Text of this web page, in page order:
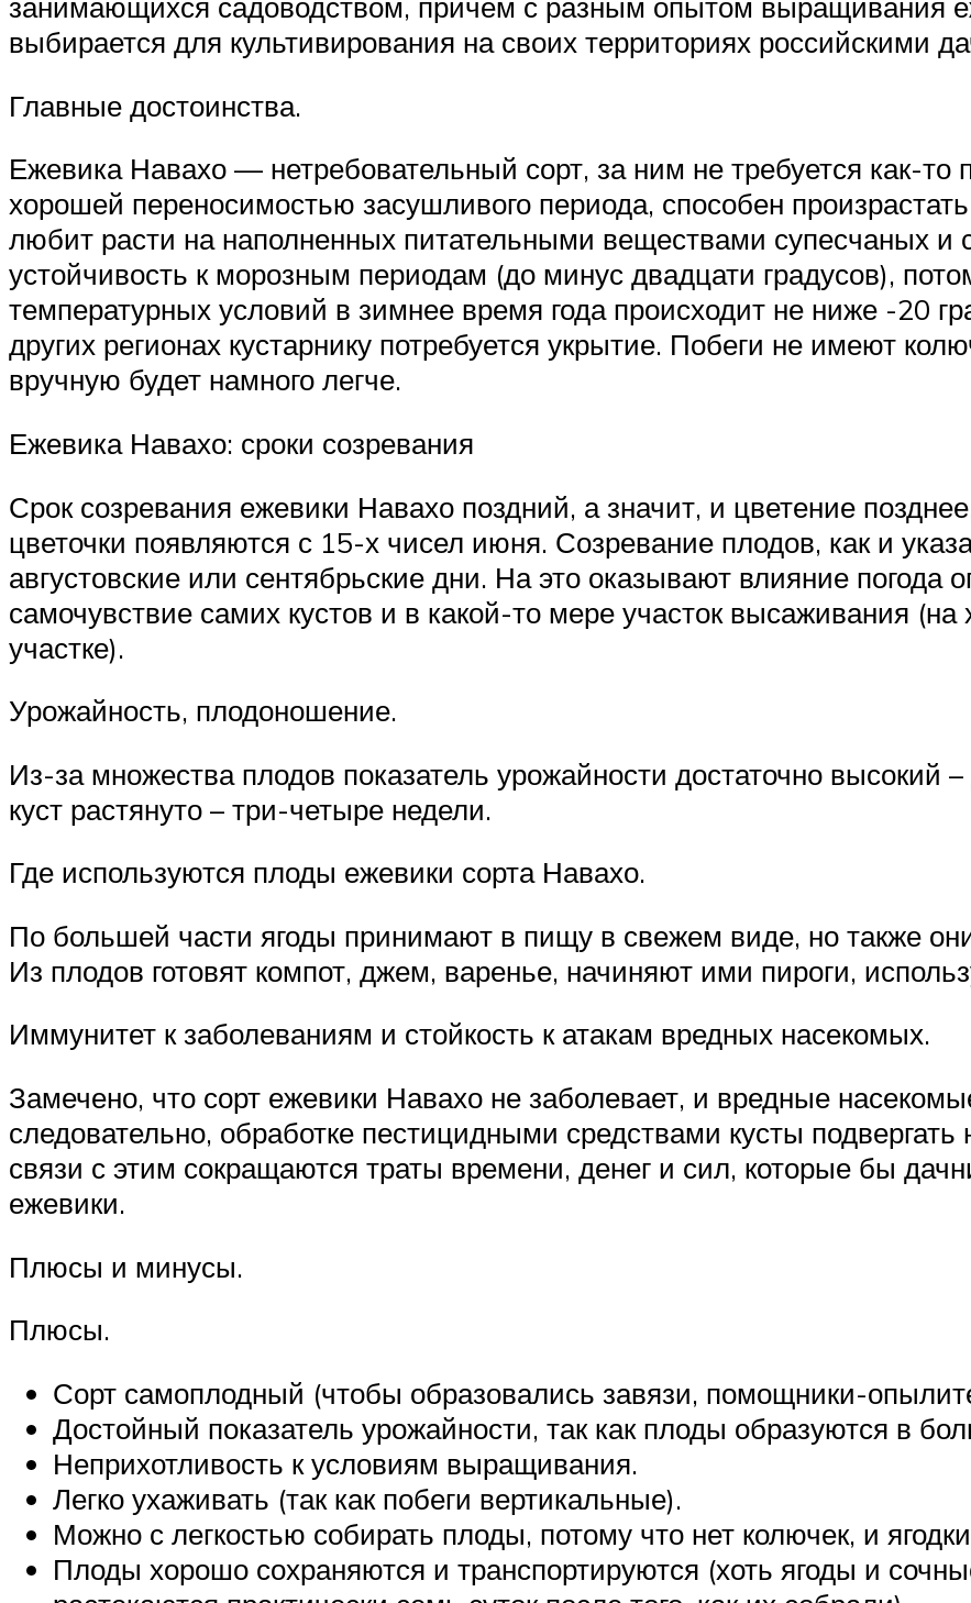
выбирается для культивирования на своих территориях российскими
Главные достоинства.
Ежевика Навахо — нетребовательный сорт, за ним не требуется как-
хорошей переносимостью засушливого периода, способен
любит расти на наполненных питательными веществами супесчаных и
устойчивость к морозным периодам (до минус двадцати градусов),
температурных условий в зимнее время года происходит не ниже -20
других регионах кустарнику потребуется укрытие. Побеги не имеют
вручную будет намного легче.
Ежевика Навахо: сроки созревания
Срок созревания ежевики Навахо поздний, а значит, и цветение
цветочки появляются с 15-х чисел июня. Созревание плодов, как и
августовские или сентябрьские дни. На это оказывают влияние погода
самочувствие самих кустов и в какой-то мере участок высаживания
участке).
Урожайность, плодоношение.
Из-за множества плодов показатель урожайности достаточно высокий
куст растянуто – три-четыре недели.
Где используются плоды ежевики сорта Навахо.
По большей части ягоды принимают в пищу в свежем виде, но также
Из плодов готовят компот, джем, варенье, начиняют ими пироги,
Иммунитет к заболеваниям и стойкость к атакам вредных насекомых.
Замечено, что сорт ежевики Навахо не заболевает, и вредные
следовательно, обработке пестицидными средствами кусты
связи с этим сокращаются траты времени, денег и сил, которые бы
ежевики.
Плюсы и минусы.
Плюсы.
Сорт самоплодный (чтобы образовались завязи, помощники-
Достойный показатель урожайности, так как плоды образуются в
Неприхотливость к условиям выращивания.
Легко ухаживать (так как побеги вертикальные).
Можно с легкостью собирать плоды, потому что нет колючек, и
Плоды хорошо сохраняются и транспортируются (хоть ягоды и